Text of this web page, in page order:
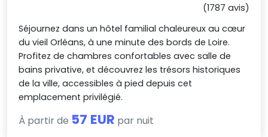
(1787 avis)
Séjournez dans un hôtel familial chaleureux au cœur
du vieil Orléans, à une minute des bords de Loire.
Profitez de chambres confortables avec salle de
bains privative, et découvrez les trésors historiques
de la ville, accessibles à pied depuis cet
emplacement privilégié.
À partir de 57 EUR par nuit